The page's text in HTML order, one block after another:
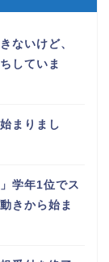
ないけど、
していま
まりまし
学年1位でス
きから始ま